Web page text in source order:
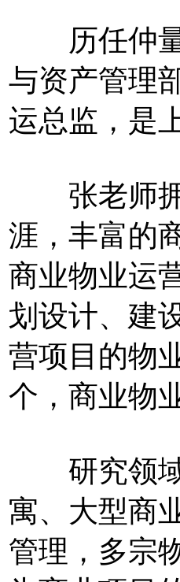
历任仲量
与资产管理
运总监，是
张老师拥
涯，丰富的
商业物业运
划设计、建
营项目的物
个，商业物
研究领域
寓、大型商
管理，多宗